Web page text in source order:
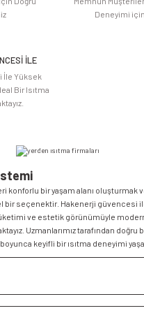
Deneyimi
İLE
İle Yüksek
Bir Isıtma
konforlu bir yaşam alanı oluşturmak
bir seçenektir. Hakenerji güvencesi
ve estetik görünümüyle
Uzmanlarımız tarafından doğru
keyifli bir ısıtma deneyimi